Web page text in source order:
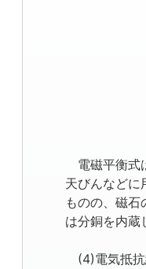
電磁平衡式
天びんなどに
ものの、磁
は分銅を内蔵
(4)電気抵